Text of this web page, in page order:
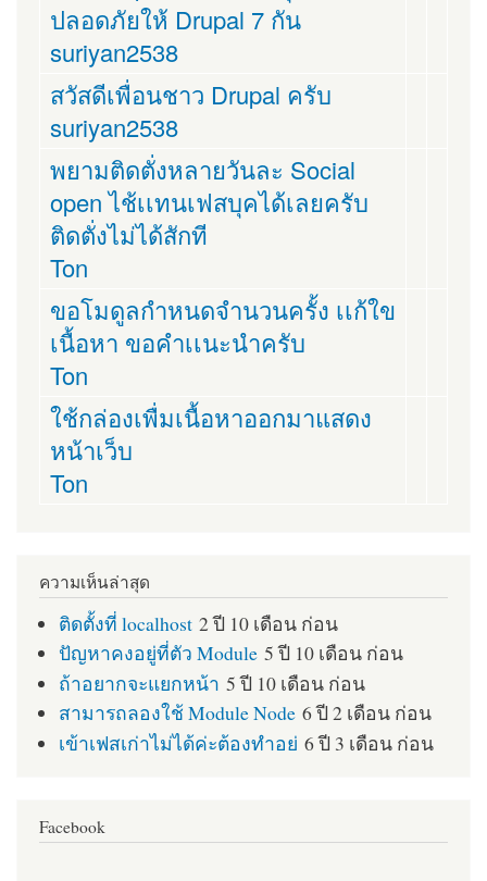
ปลอดภัยให้ Drupal 7 กัน
suriyan2538
สวัสดีเพื่อนชาว Drupal ครับ
suriyan2538
พยามติดตั่งหลายวันละ Social
open ไช้เเทนเฟสบุคได้เลยครับ
ติดตั่งไม่ได้สักที
Ton
ขอโมดูลกำหนดจำนวนครั้ง เเก้ใข
เนื้อหา ขอคำเเนะนำครับ
Ton
ใช้กล่องเพื่มเนื้อหาออกมาแสดง
หน้าเว็บ
Ton
ความเห็นล่าสุด
ติดตั้งที่ localhost 2 ปี 10 เดือน ก่อน
ปัญหาคงอยู่ที่ตัว Module 5 ปี 10 เดือน ก่อน
ถ้าอยากจะแยกหน้า 5 ปี 10 เดือน ก่อน
สามารถลองใช้ Module Node 6 ปี 2 เดือน ก่อน
เข้าเฟสเก่าไม่ได้ค่ะต้องทำอย่ 6 ปี 3 เดือน ก่อน
Facebook